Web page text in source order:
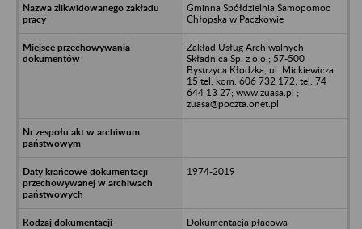
Gminna Spółdzielnia Samopomoc
Chłopska w Paczkowie
Zakład Usług Archiwalnych
Składnica Sp. z o.o.; 57-500
Bystrzyca Kłodzka, ul. Mickiewicza
15 tel. kom. 606 732 172; tel. 74
644 13 27; www.zuasa.pl ;
zuasa@poczta.onet.pl
1974-2019
Dokumentacja płacowa